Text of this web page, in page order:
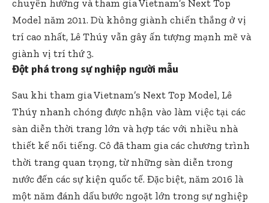
chuyển hướng và tham gia Vietnam’s Next Top
Model năm 2011. Dù không giành chiến thắng ở vị
trí cao nhất, Lê Thúy vẫn gây ấn tượng mạnh mẽ và
giành vị trí thứ 3.
Đột phá trong sự nghiệp người mẫu
Sau khi tham gia Vietnam’s Next Top Model, Lê
Thúy nhanh chóng được nhận vào làm việc tại các
sàn diễn thời trang lớn và hợp tác với nhiều nhà
thiết kế nổi tiếng. Cô đã tham gia các chương trình
thời trang quan trọng, từ những sàn diễn trong
nước đến các sự kiện quốc tế. Đặc biệt, năm 2016 là
một năm đánh dấu bước ngoặt lớn trong sự nghiệp